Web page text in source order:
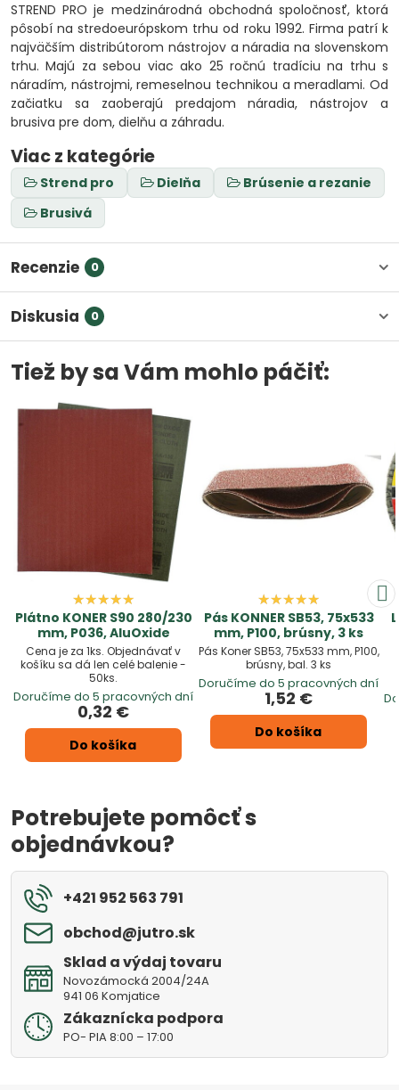
STREND PRO je medzinárodná obchodná spoločnosť, ktorá
pôsobí na stredoeurópskom trhu od roku 1992. Firma patrí k
najväčším distribútorom nástrojov a náradia na slovenskom
trhu. Majú za sebou viac ako 25 ročnú tradíciu na trhu s
náradím, nástrojmi, remeselnou technikou a meradlami. Od
začiatku sa zaoberajú predajom náradia, nástrojov a
brusiva pre dom, dielňu a záhradu.
Viac z kategórie
Strend pro Dielňa
Brúsenie a rezanie
Brusivá
Recenzie 0
Diskusia 0
Tiež by sa Vám mohlo páčiť:
Plátno KONER S90 280/230
mm, P036, AluOxide
Cena je za 1ks. Objednávať v
košíku sa dá len celé balenie -
50ks.
Doručíme do 5 pracovných dní
0,32 €
Do košíka
Pás KONNER SB53, 75x533
mm, P100, brúsny, 3 ks
Pás Koner SB53, 75x533 mm, P100,
brúsny, bal. 3 ks
Doručíme do 5 pracovných dní
1,52 €
Do košíka
Potrebujete pomôcť s
objednávkou?
+421 952 563 791
obchod​@jutro​.sk
Sklad a výdaj tovaru
Novozámocká 2004/24A
941 06 Komjatice
Zákaznícka podpora
PO- PIA 8:00 – 17:00